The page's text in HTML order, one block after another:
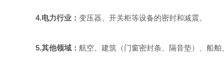
4.电力行业： 变压器、开关柜等设备的密封和减震。
5.其他领域： 航空、建筑（门窗密封条、隔音垫）、船